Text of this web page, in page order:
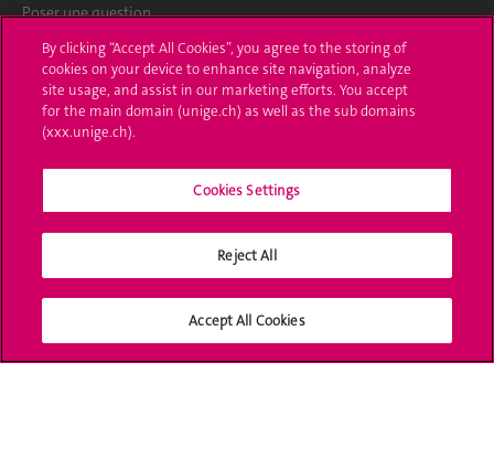
Poser une question
L'UNIGE vous informe
UNIGE Mobile
Bibliothèque
Médias sociaux UNIGE
By clicking “Accept All Cookies”, you agree to the storing of
cookies on your device to enhance site navigation, analyze
site usage, and assist in our marketing efforts. You accept
for the main domain (unige.ch) as well as the sub domains
(xxx.unige.ch).
Cookies Settings
Reject All
Accept All Cookies